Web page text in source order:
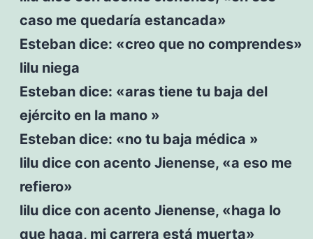
caso me quedaría estancada»
Esteban dice: «creo que no comprendes»
lilu niega
Esteban dice: «aras tiene tu baja del
ejército en la mano »
Esteban dice: «no tu baja médica »
lilu dice con acento Jienense, «a eso me
refiero»
lilu dice con acento Jienense, «haga lo
que haga, mi carrera está muerta»